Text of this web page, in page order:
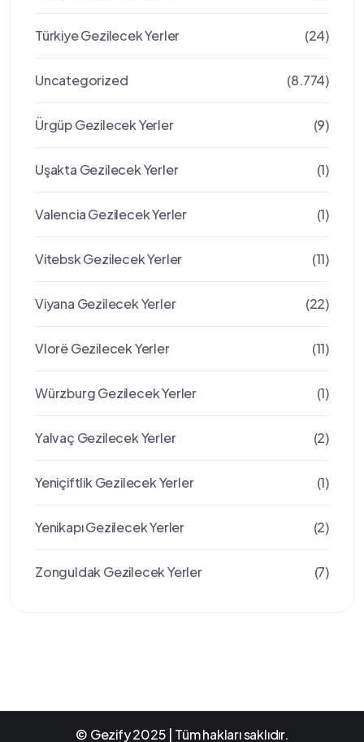
Türkiye Gezilecek Yerler (24)
Uncategorized (8.774)
Ürgüp Gezilecek Yerler (9)
Uşakta Gezilecek Yerler (1)
Valencia Gezilecek Yerler (1)
Vitebsk Gezilecek Yerler (11)
Viyana Gezilecek Yerler (22)
Vlorë Gezilecek Yerler (11)
Würzburg Gezilecek Yerler (1)
Yalvaç Gezilecek Yerler (2)
Yeniçiftlik Gezilecek Yerler (1)
Yenikapı Gezilecek Yerler (2)
Zonguldak Gezilecek Yerler (7)
© Gezify 2025 | Tüm hakları saklıdır.